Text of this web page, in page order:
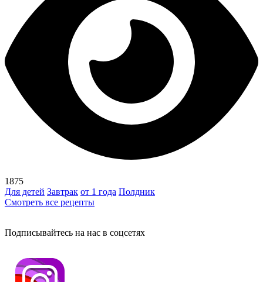
1875
Для детей Завтрак от 1 года Полдник
Смотреть все рецепты
Подписывайтесь на нас в соцсетях